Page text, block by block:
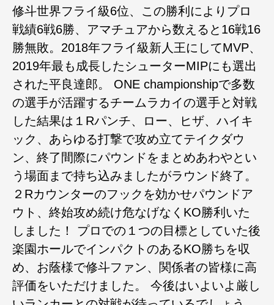
修斗世界フライ級6位、この勝利によりプロ
戦績6戦6勝、アマチュアから数えると16戦16
勝無敗。2018年フライ級新人王にしてMVP、
2019年最も成長したシューターMIPにも選出
された平良達郎。 ONE championshipで多数
の選手が活躍するチームラカイの選手と対戦
した結果は１Rパンチ、ロー、ヒザ、ハイキ
ック、あらゆる打撃で攻め立てテイクダウ
ン、終了間際にパウンドをまとめあわやとい
う場面まで持ち込みましたがラウンド終了。
２Rカウンターのフックを効かせパウンドア
ウト、終始攻め続け危なげなくKO勝利いた
しました！ プロでの１つの目標としていた後
楽園ホールでインパクトのあるKO勝ちを収
め、お蔭様で修斗ファン、関係者の皆様に高
評価をいただけました。 今後はいよいよ厳し